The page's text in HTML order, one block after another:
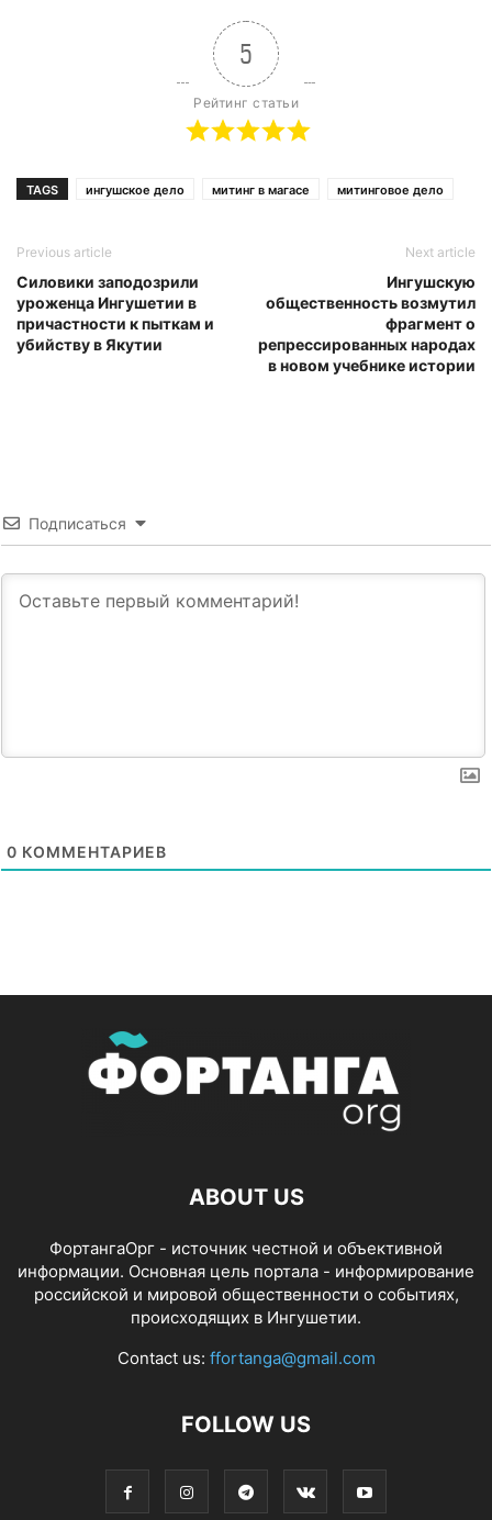
5
Рейтинг статьи
TAGS ингушское дело митинг в магасе митинговое дело
Previous article
Силовики заподозрили
уроженца Ингушетии в
причастности к пыткам и
убийству в Якутии
Next article
Ингушскую
общественность возмутил
фрагмент о
репрессированных народах
в новом учебнике истории
Подписаться
0 КОММЕНТАРИЕВ
ABOUT US
ФортангаОрг - источник честной и объективной
информации. Основная цель портала - информирование
российской и мировой общественности о событиях,
происходящих в Ингушетии.
Contact us: ffortanga@gmail.com
FOLLOW US